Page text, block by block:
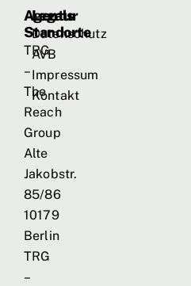
Agentur
Standorte
TRG
–
The
Reach
Group
Alte
Jakobstr.
85/86
10179
Berlin
TRG
–
Legals
Datenschutz
AVB
Impressum
Kontakt